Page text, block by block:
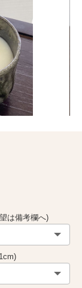
は備考欄へ)